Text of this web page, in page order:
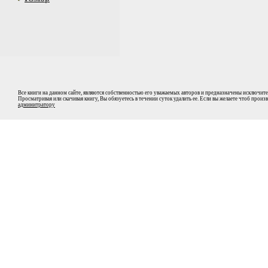
Все книги на данном сайте, являются собственностью его уважаемых авторов и предназначены
Просматривая или скачивая книгу, Вы обязуетесь в течении суток удалить ее. Если вы желаете чтоб
админитратору